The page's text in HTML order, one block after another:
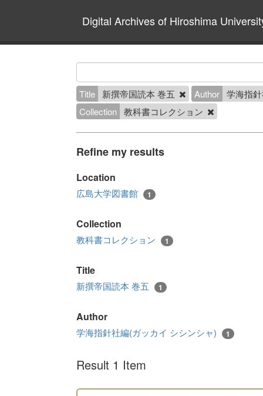
Digital Archives of Hiroshima
Title 新撰帝国読本 巻五 Author 学海指
Collection 教科書コレクション
Refine my results
Location
広島大学図書館 1
Collection
教科書コレクション 1
Title
新撰帝国読本 巻五 1
Author
学海指針社編(ガッカイ シシンシャ) 1
Result 1 Item